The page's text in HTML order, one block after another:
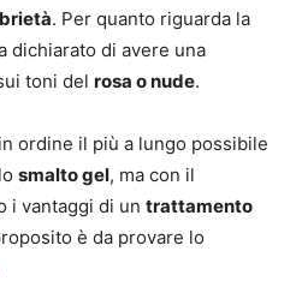
. Per quanto riguarda la
dichiarato di avere una
toni del rosa o nude.
ordine il più a lungo possibile
smalto gel, ma con il
i vantaggi di un trattamento
è da provare lo